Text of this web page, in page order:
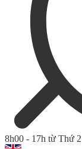
8h00 - 17h từ Thứ